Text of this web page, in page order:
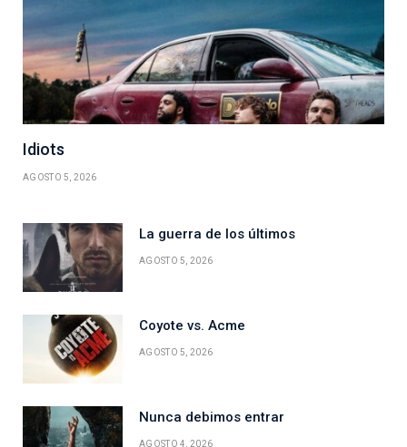
Idiots
AGOSTO 5, 2026
La guerra de los últimos
AGOSTO 5, 2026
Coyote vs. Acme
AGOSTO 5, 2026
Nunca debimos entrar
AGOSTO 4, 2026